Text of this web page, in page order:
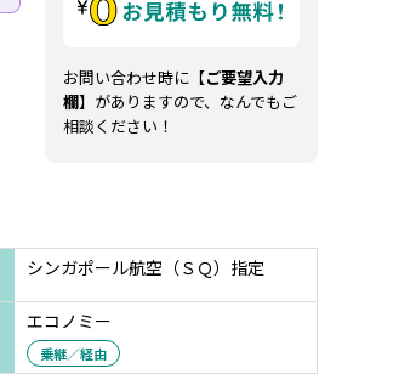
お問い合わせ時に【ご要望入力
欄】がありますので、なんでもご
相談ください！
シンガポール航空（ＳＱ）指定
エコノミー
乗継／経由